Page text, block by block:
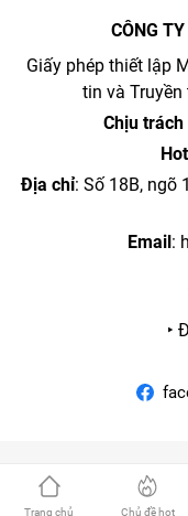
CÔNG
Giấy phép thiết lập
tin và
Chịu trách
Địa chỉ: Số 18B, ngõ
Email:
‣
Trang chủ Chủ đề hot